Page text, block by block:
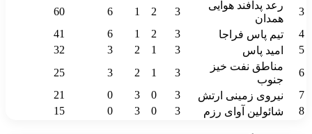
3
رعد پدافند هوایی
همدان
3
2
1
6
60
4
تیم پاس فراجا 3
2
1
6
41
5
امید پاس 3
1
2
3
32
6
مناطق نفت خیز
جنوب
3
1
2
3
25
7
نیروی زمینی ارتش 3
0
3
0
21
8
شائولین آوای رزم 3
0
3
0
15